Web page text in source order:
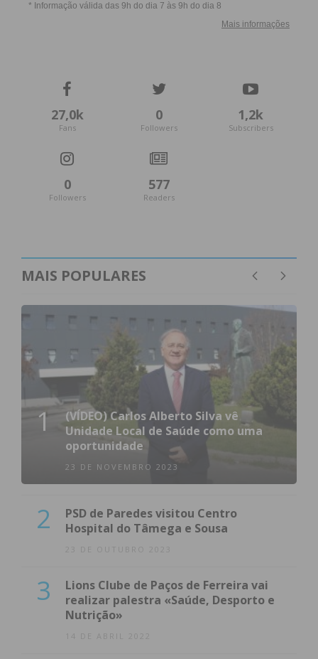
27,0k
Fans
0
Followers
1,2k
Subscribers
0
Followers
577
Readers
MAIS POPULARES
1
(VÍDEO) Carlos Alberto Silva vê
Unidade Local de Saúde como uma
oportunidade
23 DE NOVEMBRO 2023
2
PSD de Paredes visitou Centro
Hospital do Tâmega e Sousa
23 DE OUTUBRO 2023
3
Lions Clube de Paços de Ferreira vai
realizar palestra «Saúde, Desporto e
Nutrição»
14 DE ABRIL 2022